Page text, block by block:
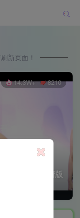
新页面！
会花絮4K超清版
14.3W+ 8210